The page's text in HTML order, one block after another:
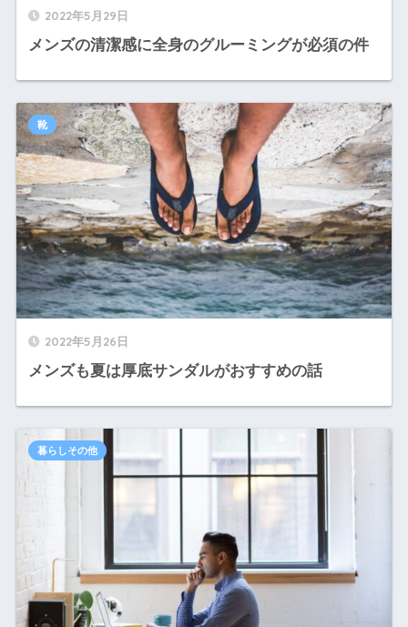
2022年5月29日
メンズの清潔感に全身のグルーミングが必須の件
2022年5月26日
メンズも夏は厚底サンダルがおすすめの話
靴
暮らしその他